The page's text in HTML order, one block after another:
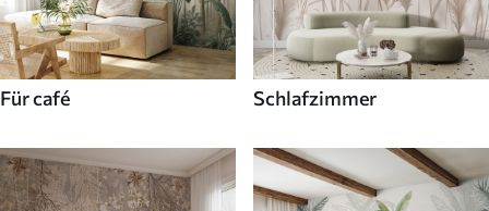
Für café Schlafzimmer